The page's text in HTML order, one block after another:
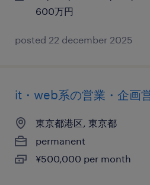
600万円
posted 22 december 2025
it・web系の営業・企画
東京都港区, 東京都
permanent
¥500,000 per month